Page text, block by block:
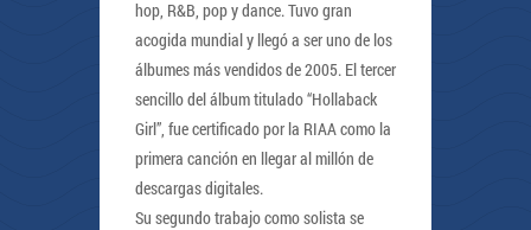
hop, R&B, pop y dance. Tuvo gran
acogida mundial y llegó a ser uno de los
álbumes más vendidos de 2005. El tercer
sencillo del álbum titulado “Hollaback
Girl”, fue certificado por la RIAA como la
primera canción en llegar al millón de
descargas digitales.
Su segundo trabajo como solista se